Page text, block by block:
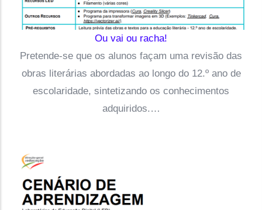
Ou vai ou racha!
Pretende-se que os alunos façam uma revisão das
obras literárias abordadas ao longo do 12.º ano de
escolaridade, sintetizando os conhecimentos
adquiridos.…